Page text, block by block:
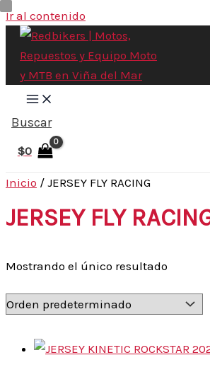
Ir al contenido
Buscar
$0
Inicio / JERSEY FLY RACING
JERSEY FLY
Mostrando el único resultado